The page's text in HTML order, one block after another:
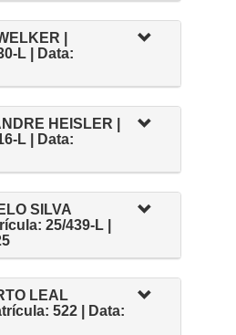
|
L | Data:
HEISLER |
L | Data:
SILVA
25/439-L |
LEAL
522 | Data: